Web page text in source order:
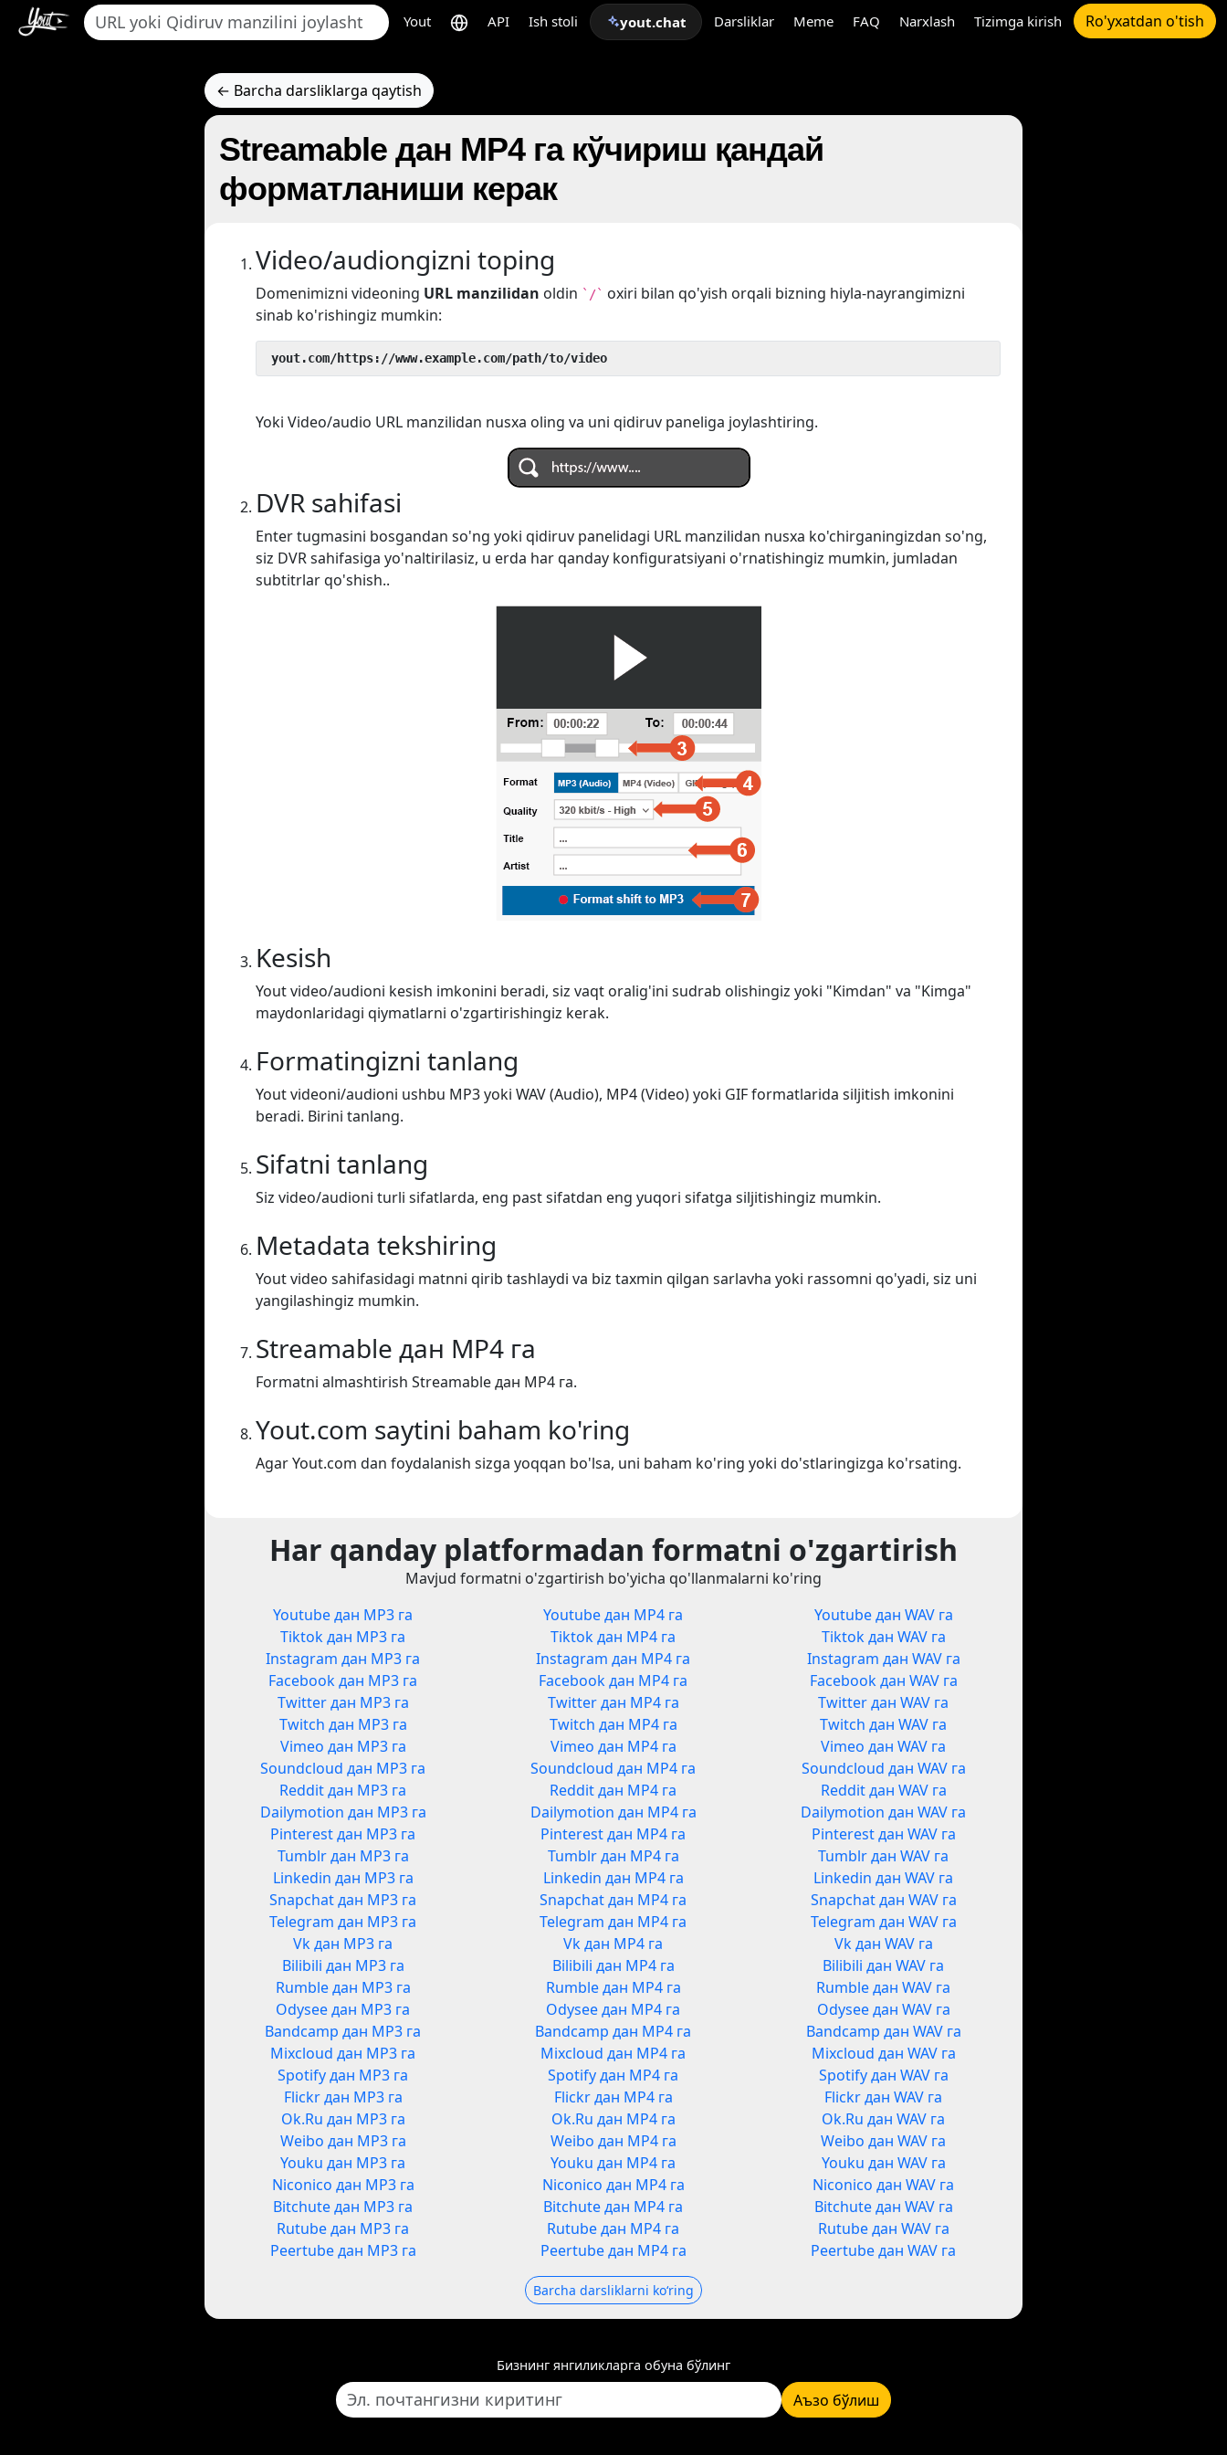
Yout API Ish stoli yout.chat Darsliklar Meme FAQ Narxlash Tizimga kirish Ro'yxatdan o'tish
← Barcha darsliklarga qaytish
Streamable дан MP4 га кўчириш қандай
форматланиши керак
Video/audiongizni toping
Domenimizni videoning URL manzilidan oldin `/` oxiri bilan qo'yish orqali bizning hiyla-nayrangimizni
sinab ko'rishingiz mumkin:
yout.com/https://www.example.com/path/to/video
Yoki Video/audio URL manzilidan nusxa oling va uni qidiruv paneliga joylashtiring.
DVR sahifasi
Enter tugmasini bosgandan so'ng yoki qidiruv panelidagi URL manzilidan nusxa ko'chirganingizdan so'ng,
siz DVR sahifasiga yo'naltirilasiz, u erda har qanday konfiguratsiyani o'rnatishingiz mumkin, jumladan
subtitrlar qo'shish..
Kesish
Yout video/audioni kesish imkonini beradi, siz vaqt oralig'ini sudrab olishingiz yoki "Kimdan" va "Kimga"
maydonlaridagi qiymatlarni o'zgartirishingiz kerak.
Formatingizni tanlang
Yout videoni/audioni ushbu MP3 yoki WAV (Audio), MP4 (Video) yoki GIF formatlarida siljitish imkonini
beradi. Birini tanlang.
Sifatni tanlang
Siz video/audioni turli sifatlarda, eng past sifatdan eng yuqori sifatga siljitishingiz mumkin.
Metadata tekshiring
Yout video sahifasidagi matnni qirib tashlaydi va biz taxmin qilgan sarlavha yoki rassomni qo'yadi, siz uni
yangilashingiz mumkin.
Streamable дан MP4 га
Formatni almashtirish Streamable дан MP4 га.
Yout.com saytini baham ko'ring
Agar Yout.com dan foydalanish sizga yoqqan bo'lsa, uni baham ko'ring yoki do'stlaringizga ko'rsating.
Har qanday platformadan formatni o'zgartirish
Mavjud formatni o'zgartirish bo'yicha qo'llanmalarni ko'ring
Youtube дан MP3 га
Tiktok дан MP3 га
Instagram дан MP3 га
Facebook дан MP3 га
Twitter дан MP3 га
Twitch дан MP3 га
Vimeo дан MP3 га
Soundcloud дан MP3 га
Reddit дан MP3 га
Dailymotion дан MP3 га
Pinterest дан MP3 га
Tumblr дан MP3 га
Linkedin дан MP3 га
Snapchat дан MP3 га
Telegram дан MP3 га
Vk дан MP3 га
Bilibili дан MP3 га
Rumble дан MP3 га
Odysee дан MP3 га
Bandcamp дан MP3 га
Mixcloud дан MP3 га
Spotify дан MP3 га
Flickr дан MP3 га
Ok.Ru дан MP3 га
Weibo дан MP3 га
Youku дан MP3 га
Niconico дан MP3 га
Bitchute дан MP3 га
Rutube дан MP3 га
Peertube дан MP3 га
Youtube дан MP4 га
Tiktok дан MP4 га
Instagram дан MP4 га
Facebook дан MP4 га
Twitter дан MP4 га
Twitch дан MP4 га
Vimeo дан MP4 га
Soundcloud дан MP4 га
Reddit дан MP4 га
Dailymotion дан MP4 га
Pinterest дан MP4 га
Tumblr дан MP4 га
Linkedin дан MP4 га
Snapchat дан MP4 га
Telegram дан MP4 га
Vk дан MP4 га
Bilibili дан MP4 га
Rumble дан MP4 га
Odysee дан MP4 га
Bandcamp дан MP4 га
Mixcloud дан MP4 га
Spotify дан MP4 га
Flickr дан MP4 га
Ok.Ru дан MP4 га
Weibo дан MP4 га
Youku дан MP4 га
Niconico дан MP4 га
Bitchute дан MP4 га
Rutube дан MP4 га
Peertube дан MP4 га
Youtube дан WAV га
Tiktok дан WAV га
Instagram дан WAV га
Facebook дан WAV га
Twitter дан WAV га
Twitch дан WAV га
Vimeo дан WAV га
Soundcloud дан WAV га
Reddit дан WAV га
Dailymotion дан WAV га
Pinterest дан WAV га
Tumblr дан WAV га
Linkedin дан WAV га
Snapchat дан WAV га
Telegram дан WAV га
Vk дан WAV га
Bilibili дан WAV га
Rumble дан WAV га
Odysee дан WAV га
Bandcamp дан WAV га
Mixcloud дан WAV га
Spotify дан WAV га
Flickr дан WAV га
Ok.Ru дан WAV га
Weibo дан WAV га
Youku дан WAV га
Niconico дан WAV га
Bitchute дан WAV га
Rutube дан WAV га
Peertube дан WAV га
Barcha darsliklarni koʻring
Бизнинг янгиликларга обуна бўлинг
Аъзо бўлиш